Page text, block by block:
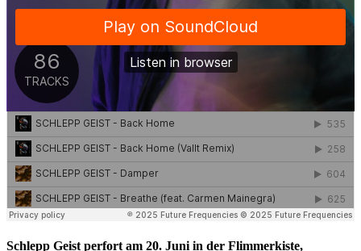
Schlepp Geist perfort am 20. Juni in der Flimmerkiste,